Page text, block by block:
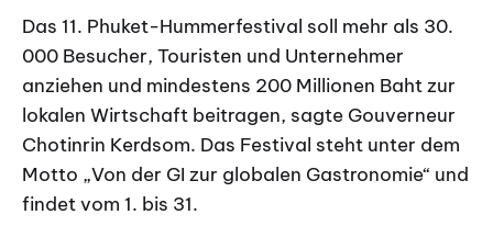
Das 11. Phuket-Hummerfestival soll mehr als 30.
000 Besucher, Touristen und Unternehmer
anziehen und mindestens 200 Millionen Baht zur
lokalen Wirtschaft beitragen, sagte Gouverneur
Chotinrin Kerdsom. Das Festival steht unter dem
Motto „Von der GI zur globalen Gastronomie“ und
findet vom 1. bis 31.